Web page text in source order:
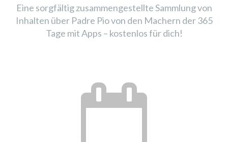
Eine sorgfältig zusammengestellte Sammlung von
Inhalten über Padre Pio von den Machern der 365
Tage mit Apps – kostenlos für dich!